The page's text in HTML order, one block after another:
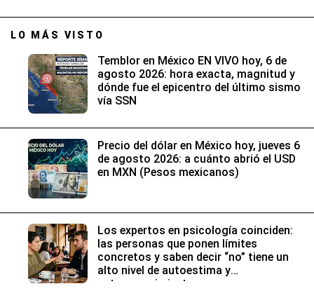
LO MÁS VISTO
Temblor en México EN VIVO hoy, 6 de
agosto 2026: hora exacta, magnitud y
dónde fue el epicentro del último sismo
vía SSN
Precio del dólar en México hoy, jueves 6
de agosto 2026: a cuánto abrió el USD
en MXN (Pesos mexicanos)
Los expertos en psicología coinciden:
las personas que ponen límites
concretos y saben decir “no” tiene un
alto nivel de autoestima y
autoconocimiento